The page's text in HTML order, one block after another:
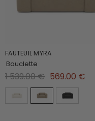
FAUTEUIL MYRA
Bouclette
1 539.00 € 569.00 €